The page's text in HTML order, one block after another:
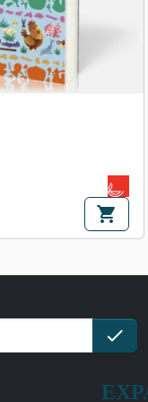
shopping_cart
check